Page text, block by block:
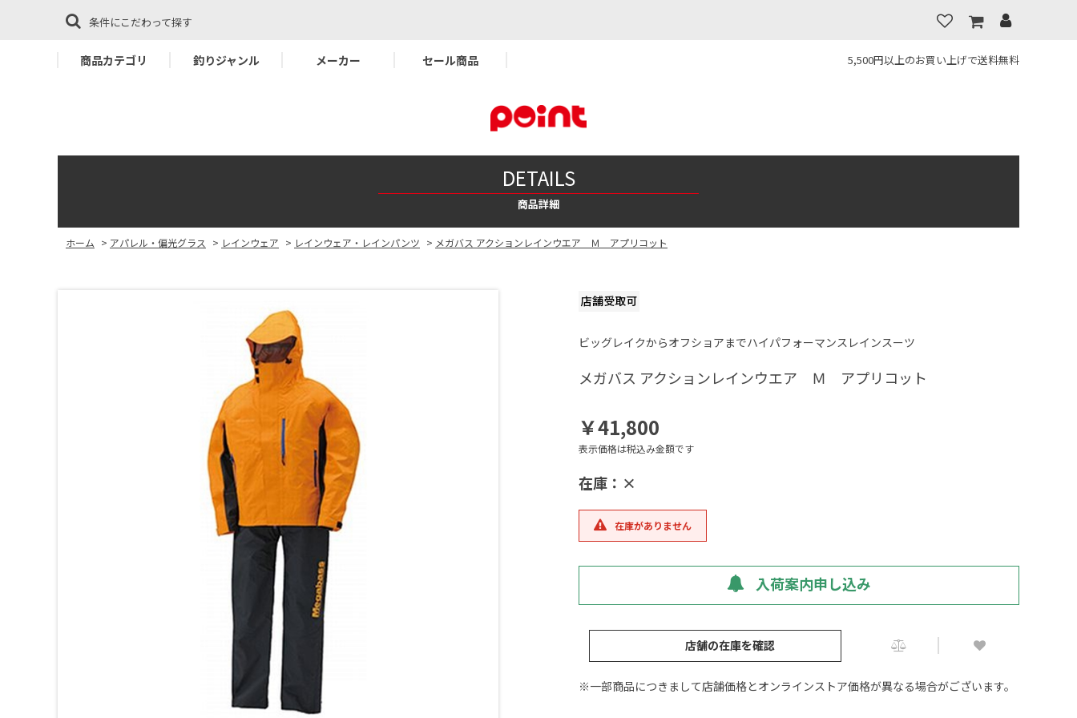
条件にこだわって探す
商品カテゴリ 釣りジャンル メーカー セール商品 5,500円以上のお買い上げで送料無料
DETAILS
商品詳細
ホーム > アパレル・偏光グラス > レインウェア > レインウェア・レインパンツ > メガバス アクションレインウエア Ｍ アプリコット
ビッグレイクからオフショアまでハイパフォーマンスレインスーツ
メガバス アクションレインウエア Ｍ アプリコット
￥41,800
表示価格は税込み金額です
在庫：×
在庫がありません
入荷案内申し込み
店舗の在庫を確認
※一部商品につきまして店舗価格とオンラインストア価格が異なる場合がございます。